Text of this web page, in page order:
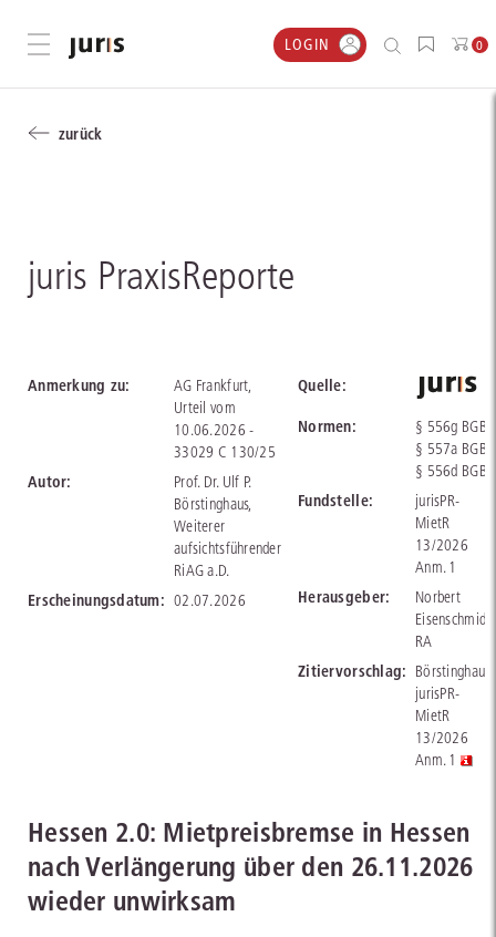
Menü öffnen LOGIN 0
zurück
juris PraxisReporte
Anmerkung zu:
AG Frankfurt,
Urteil vom
10.06.2026 -
33029 C 130/25
Autor:
Prof. Dr. Ulf P.
Börstinghaus,
Weiterer
aufsichtsführender
RiAG a.D.
Erscheinungsdatum: 02.07.2026
Quelle:
Normen:
§ 556g BGB,
§ 557a BGB,
§ 556d BGB
Fundstelle:
jurisPR-
MietR
13/2026
Anm. 1
Herausgeber:
Norbert
Eisenschmid,
RA
Zitiervorschlag: Börstinghaus,
jurisPR-
MietR
13/2026
Anm. 1
Hessen 2.0: Mietpreisbremse in Hessen
nach Verlängerung über den 26.11.2026
wieder unwirksam